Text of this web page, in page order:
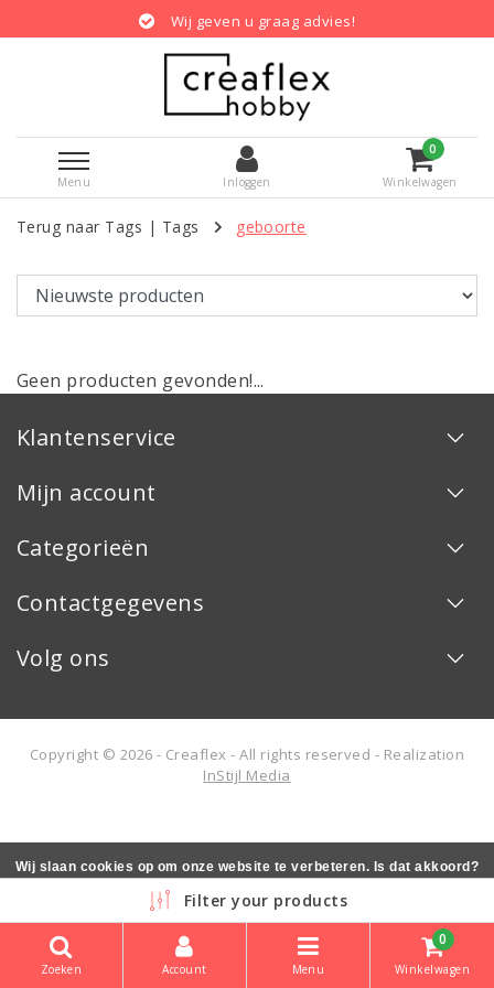
Wij geven u graag advies!
Menu Inloggen
0
Winkelwagen
Terug naar Tags | Tags geboorte
Geen producten gevonden!...
Klantenservice
Mijn account
Categorieën
Contactgegevens
Volg ons
Copyright © 2026 - Creaflex - All rights reserved - Realization
InStijl Media
Filter your products
Zoeken Account Menu
0
Winkelwagen
Wij slaan cookies op om onze website te verbeteren. Is dat akkoord?
Nee Meer over cookies »